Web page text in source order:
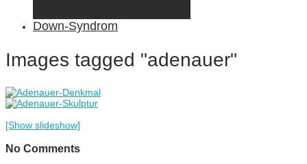
Down-Syndrom
Images tagged "adenauer"
[Show slideshow]
No Comments